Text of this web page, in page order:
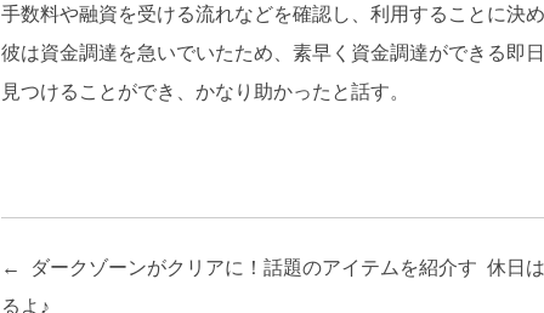
手数料や融資を受ける流れなどを確認し、利用することに決め
彼は資金調達を急いでいたため、素早く資金調達ができる即
見つけることができ、かなり助かったと話す。
投
ダークゾーンがクリアに！話題のアイテムを紹介す
るよ♪
休日